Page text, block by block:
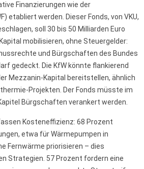
Finanzierungen wie der
etabliert werden. Dieser Fonds, von VKU,
soll 30 bis 50 Milliarden Euro
mobilisieren, ohne Steuergelder:
und Bürgschaften des Bundes
gedeckt. Die KfW könnte flankierend
Mezzanin-Kapital bereitstellen, ähnlich
Projekten. Der Fonds müsste im
Bürgschaften verankert werden.
Kosteneffizienz: 68 Prozent
etwa für Wärmepumpen in
Fernwärme priorisieren – dies
Strategien. 57 Prozent fordern eine